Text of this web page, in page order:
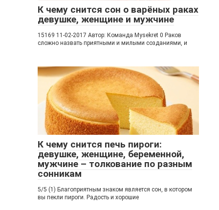
К чему снится сон о варёных раках
девушке, женщине и мужчине
15169 11-02-2017 Автор: Команда Mysekret 0 Раков
сложно назвать приятными и милыми созданиями, и
К чему снится печь пироги:
девушке, женщине, беременной,
мужчине – толкование по разным
сонникам
5/5 (1) Благоприятным знаком является сон, в котором
вы пекли пироги. Радость и хорошие